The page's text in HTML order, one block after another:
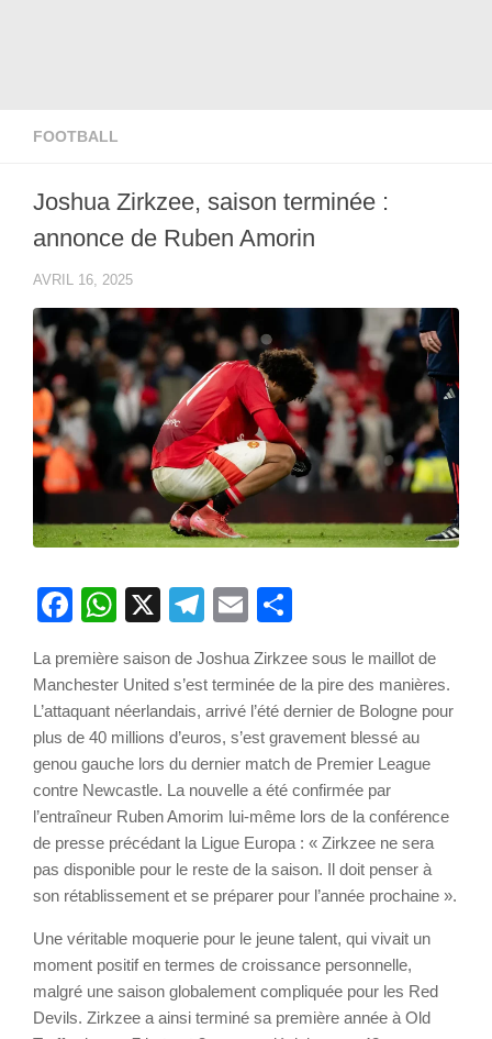
FOOTBALL
Joshua Zirkzee, saison terminée :
annonce de Ruben Amorin
AVRIL 16, 2025
Facebook
WhatsApp
X Telegram
Email
La première saison de Joshua Zirkzee sous le maillot de
Manchester United s’est terminée de la pire des manières.
L’attaquant néerlandais, arrivé l’été dernier de Bologne pour
plus de 40 millions d’euros, s’est gravement blessé au
genou gauche lors du dernier match de Premier League
contre Newcastle. La nouvelle a été confirmée par
l’entraîneur Ruben Amorim lui-même lors de la conférence
de presse précédant la Ligue Europa : « Zirkzee ne sera
pas disponible pour le reste de la saison. Il doit penser à
son rétablissement et se préparer pour l’année prochaine ».
Une véritable moquerie pour le jeune talent, qui vivait un
moment positif en termes de croissance personnelle,
malgré une saison globalement compliquée pour les Red
Devils. Zirkzee a ainsi terminé sa première année à Old